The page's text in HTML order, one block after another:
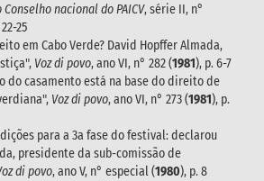
nacional do PAICV, série II, n°
25
em Cabo Verde? David Hopffer Almada,
Voz di povo, ano VI, n° 282 (1981), p. 6-7
do casamento está na base do direito de
Voz di povo, ano VI, n° 273 (1981), p.
para a 3a fase do festival: declarou
presidente da sub-comissão de
di povo, ano V, n° especial (1980), p. 8